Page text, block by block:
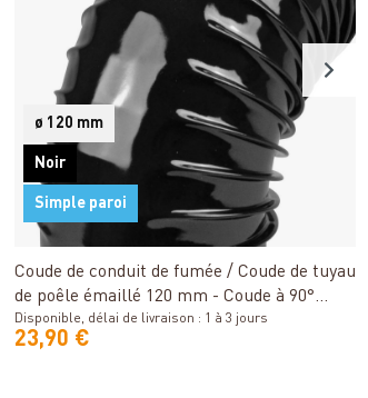
ø 120 mm
Noir
Simple paroi
Détails
Coude de conduit de fumée / Coude de tuyau
de poêle émaillé 120 mm - Coude à 90°
nervuré noir
Disponible, délai de livraison : 1 à 3 jours
23,90 €